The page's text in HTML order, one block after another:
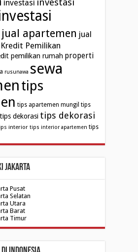
investasi
jual apartemen jual
Kredit Pemilikan
pemilikan rumah properti
rusunawa sewa
tips
tips apartemen mungil tips
tips dekorasi tips dekorasi
interior tips interior apartemen tips
Jakarta
Pusat
Selatan
Utara
Barat
Timur